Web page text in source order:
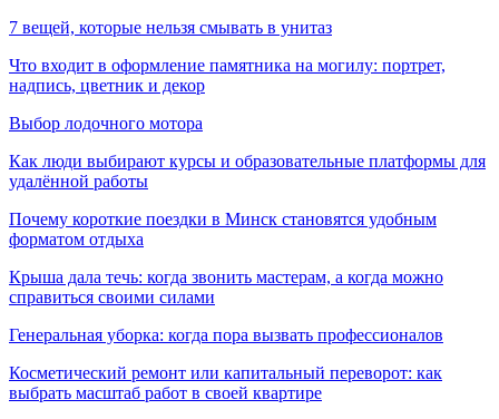
7 вещей, которые нельзя смывать в унитаз
Что входит в оформление памятника на могилу: портрет,
надпись, цветник и декор
Выбор лодочного мотора
Как люди выбирают курсы и образовательные платформы для
удалённой работы
Почему короткие поездки в Минск становятся удобным
форматом отдыха
Крыша дала течь: когда звонить мастерам, а когда можно
справиться своими силами
Генеральная уборка: когда пора вызвать профессионалов
Косметический ремонт или капитальный переворот: как
выбрать масштаб работ в своей квартире